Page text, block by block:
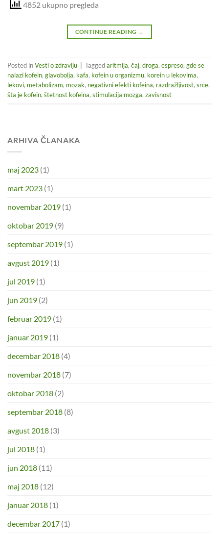
4852 ukupno pregleda
CONTINUE READING →
Posted inVesti o zdravlju Taggedaritmija, čaj, droga, espreso, gde se
nalazi kofein, glavobolja, kafa, kofein u organizmu, korein u lekovima,
lekovi, metabolizam, mozak, negativni efekti kofeina, razdražljivost, srce,
šta je kofein, štetnost kofeina, stimulacija mozga, zavisnost
ARHIVA ČLANAKA
maj 2023 (1)
mart 2023 (1)
novembar 2019 (1)
oktobar 2019 (9)
septembar 2019 (1)
avgust 2019 (1)
jul 2019 (1)
jun 2019 (2)
februar 2019 (1)
januar 2019 (1)
decembar 2018 (4)
novembar 2018 (7)
oktobar 2018 (2)
septembar 2018 (8)
avgust 2018 (3)
jul 2018 (1)
jun 2018 (11)
maj 2018 (12)
januar 2018 (1)
decembar 2017 (1)